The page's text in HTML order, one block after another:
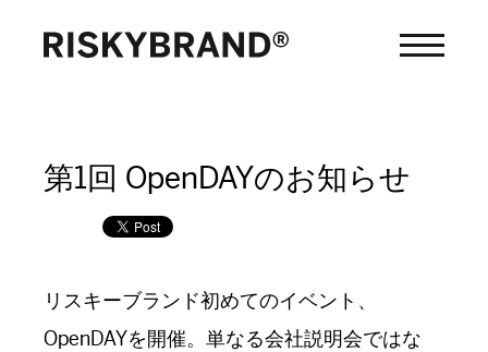
第1回 OpenDAYのお知らせ
リスキーブランド初めてのイベント、
OpenDAYを開催。単なる会社説明会ではな